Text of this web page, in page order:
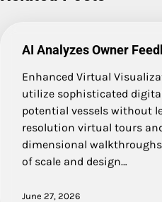
AI Analyzes Owner
Enhanced Virtual
utilize sophisticated
potential vessels without
resolution virtual tours
dimensional
of scale and design…
June 27, 2026